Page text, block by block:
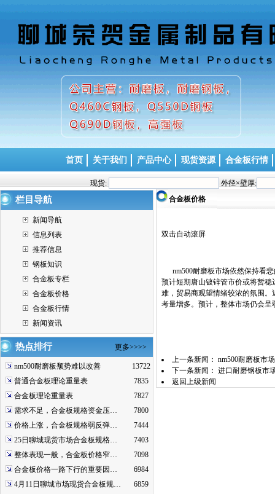
首页 关于我们 产品中心 现货资源 合金板行情
现货: 外径×壁厚:
栏目导航
新闻导航
信息列表
推荐信息
钢板知识
合金板专栏
合金板价格
合金板行情
新闻资讯
热点排行 更多>>>>
nm500耐磨板颓势难以改善
13722
普通合金板理论重量表
7835
合金板理论重量表
7827
需求不足，合金板规格资金压…
7800
价格上涨，合金板规格弱反弹…
7444
25日聊城现货市场合金板规格…
7403
整体表现一般，合金板价格窄…
7098
合金板价格一路下行的重要因…
6984
4月11日聊城市场现货合金板规…
6859
合金板价格
双击自动滚屏
nm500耐磨板市场依然保持看悲
预计短期唐山镀锌管市价或将暂
难，贸易商观望情绪较浓的氛围
考量增多。预计，整体市场仍会呈
上一条新闻： nm500耐磨板市
下一条新闻： 进口耐磨钢板市
返回上级新闻